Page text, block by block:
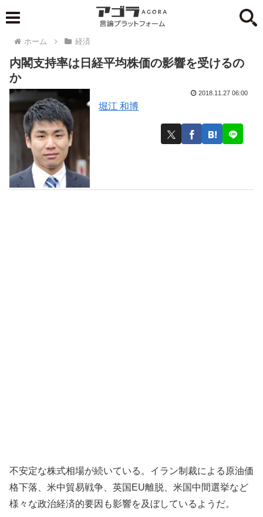
ホーム 経済
内閣支持率は日経平均株価の影響を受けるの
か
堀江 和博
2018.11.27 06:00
不安定な株式相場が続いている。イラン制裁による原油価
格下落、米中貿易戦争、英国EU離脱、米国中間選挙など
様々な政治経済的要因も影響を及ぼしているようだ。